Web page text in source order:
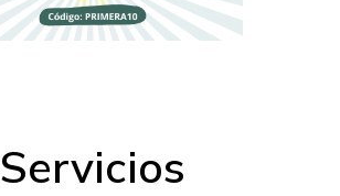
Servicios